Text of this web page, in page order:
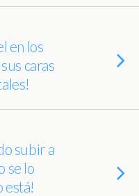
en los
caras
subir a
se lo
está!